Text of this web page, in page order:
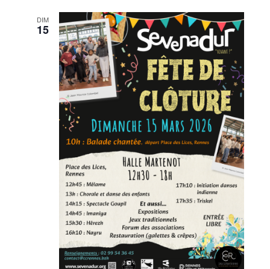
DIM
15